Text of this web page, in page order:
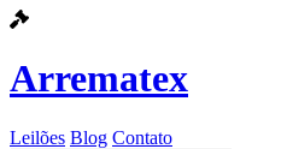
Arrematex
Leilões Blog Contato